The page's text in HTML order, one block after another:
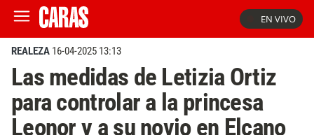
EN VIVO
REALEZA 16-04-2025 13:13
Las medidas de Letizia Ortiz
para controlar a la princesa
Leonor y a su novio en Elcano